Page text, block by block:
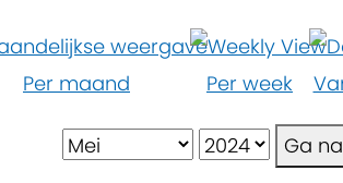
Per maand Per week
Ga